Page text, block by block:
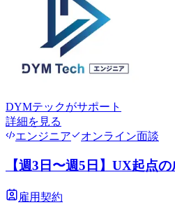
DYMテックがサポート
詳細を見る
エンジニア
オンライン面談
【週3日〜週5日】UX起点
雇用契約